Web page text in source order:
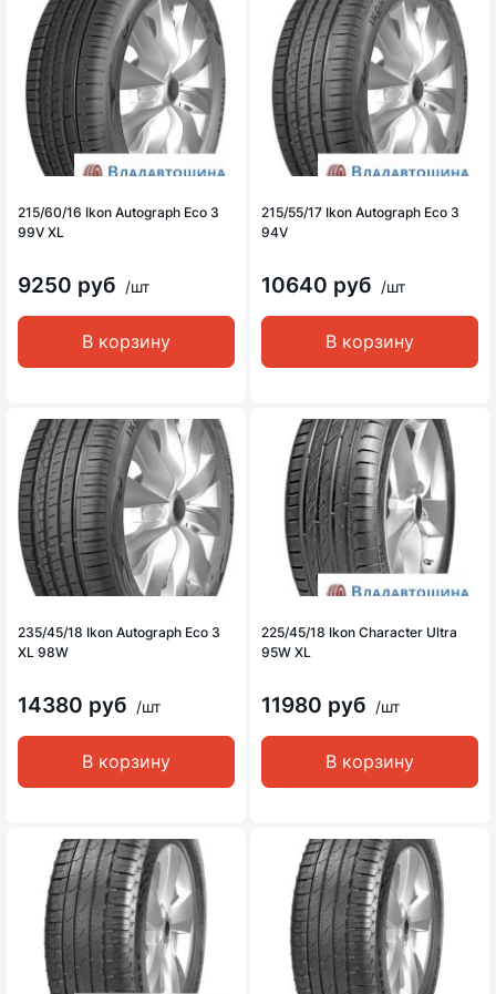
215/60/16 Ikon Autograph Eco 3
99V XL
9250 руб /шт
В корзину
215/55/17 Ikon Autograph Eco 3
94V
10640 руб /шт
В корзину
235/45/18 Ikon Autograph Eco 3
XL 98W
14380 руб /шт
В корзину
225/45/18 Ikon Character Ultra
95W XL
11980 руб /шт
В корзину